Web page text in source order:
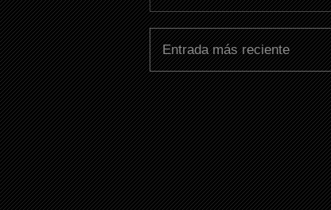
Entrada más reciente